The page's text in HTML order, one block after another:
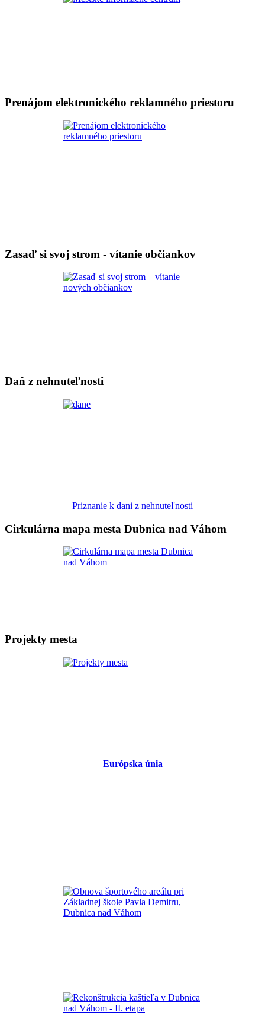
Prenájom elektronického reklamného priestoru
Zasaď si svoj strom - vítanie občiankov
Daň z nehnuteľnosti
Priznanie k dani z nehnuteľnosti
Cirkulárna mapa mesta Dubnica nad Váhom
Projekty mesta
Európska únia